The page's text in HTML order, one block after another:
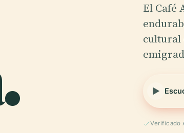
El Café
cultural
Verificado